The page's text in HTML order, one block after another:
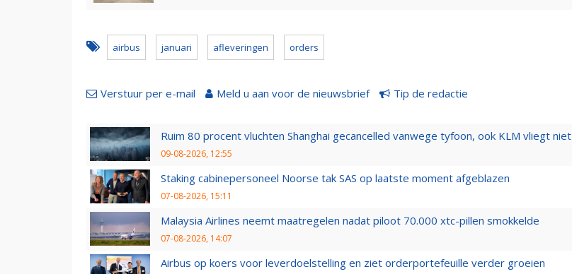
airbus januari afleveringen orders
Verstuur per e-mail Meld u aan voor de nieuwsbrief Tip de redactie
Ruim 80 procent vluchten Shanghai gecancelled vanwege tyfoon, ook KLM vliegt niet
09-08-2026, 12:55
Staking cabinepersoneel Noorse tak SAS op laatste moment afgeblazen
07-08-2026, 15:11
Malaysia Airlines neemt maatregelen nadat piloot 70.000 xtc-pillen smokkelde
07-08-2026, 14:07
Airbus op koers voor leverdoelstelling en ziet orderportefeuille verder groeien